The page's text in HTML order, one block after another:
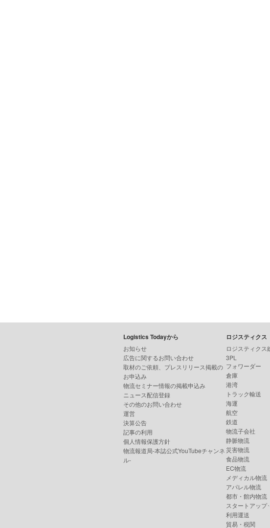
Logistics Todayから
お知らせ
広告に関するお問い合わせ
取材のご依頼、プレスリリース掲載の
お申込み
物流セミナー情報の掲載申込み
ニュース配信登録
その他のお問い合わせ
運営
決算公告
記事の利用
個人情報保護方針
物流報道局-本誌公式YouTubeチャンネ
ル-
ロジスティクス
ロジスティクス
3PL
フォワーダー
倉庫
港湾
トラック輸送
海運
航空
鉄道
物流子会社
静脈物流
災害物流
食品物流
EC物流
メディカル物流
アパレル物流
都市・館内物流
スタートアップ
利用運送
貿易・税関